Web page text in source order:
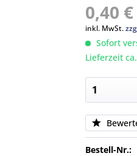
0,40
inkl. MwSt.
Sofort
Lieferzeit
Bestell-Nr.: